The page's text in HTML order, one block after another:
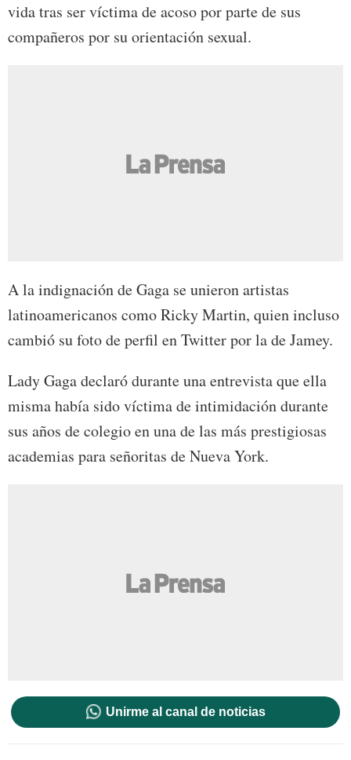
vida tras ser víctima de acoso por parte de sus
compañeros por su orientación sexual.
A la indignación de Gaga se unieron artistas
latinoamericanos como Ricky Martin, quien incluso
cambió su foto de perfil en Twitter por la de Jamey.
Lady Gaga declaró durante una entrevista que ella
misma había sido víctima de intimidación durante
sus años de colegio en una de las más prestigiosas
academias para señoritas de Nueva York.
Unirme al canal de noticias